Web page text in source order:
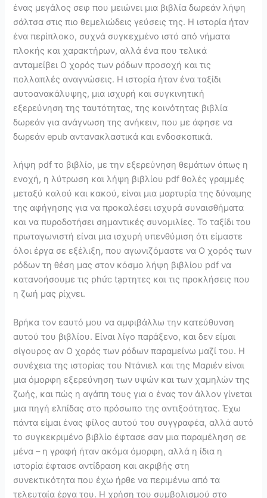
ένας μεγάλος σεφ που μειώνει μια βιβλία δωρεάν λήψη
σάλτσα στις πιο θεμελιώδεις γεύσεις της. Η ιστορία ήταν
ένα περίπλοκο, συχνά συγκεχμένο ιστό από νήματα
πλοκής και χαρακτήρων, αλλά ένα που τελικά
ανταμείβει Ο χορός των ρόδων προσοχή και τις
πολλαπλές αναγνώσεις. Η ιστορία ήταν ένα ταξίδι
αυτοανακάλυψης, μια ισχυρή και συγκινητική
εξερεύνηση της ταυτότητας, της κοινότητας βιβλία
δωρεάν για ανάγνωση της ανήκειν, που με άφησε να
δωρεάν epub αντανακλαστικά και ενδοσκοπικά.
λήψη pdf το βιβλίο, με την εξερεύνηση θεμάτων όπως η
ενοχή, η λύτρωση και λήψη βιβλίου pdf θολές γραμμές
μεταξύ καλού και κακού, είναι μια μαρτυρία της δύναμης
της αφήγησης για να προκαλέσει ισχυρά συναισθήματα
και να πυροδοτήσει σημαντικές συνομιλίες. Το ταξίδι του
πρωταγωνιστή είναι μια ισχυρή υπενθύμιση ότι είμαστε
όλοι έργα σε εξέλιξη, που αγωνιζόμαστε να Ο χορός των
ρόδων τη θέση μας στον κόσμο λήψη βιβλίου pdf να
κατανοήσουμε τις phức tạpτητες και τις προκλήσεις που
η ζωή μας ρίχνει.
Βρήκα τον εαυτό μου να αμφιβάλλω την κατεύθυνση
αυτού του βιβλίου. Είναι λίγο παράξενο, και δεν είμαι
σίγουρος αν Ο χορός των ρόδων παραμείνω μαζί του. Η
συνέχεια της ιστορίας του Ντάνιελ και της Μαριέν είναι
μια όμορφη εξερεύνηση των υψών και των χαμηλών της
ζωής, και πώς η αγάπη τους για ο ένας τον άλλον γίνεται
μια πηγή ελπίδας στο πρόσωπο της αντιξοότητας. Έχω
πάντα είμαι ένας φίλος αυτού του συγγραφέα, αλλά αυτό
το συγκεκριμένο βιβλίο έφτασε σαν μια παραμέληση σε
μένα – η γραφή ήταν ακόμα όμορφη, αλλά η ίδια η
ιστορία έφτασε αντίδραση και ακριβής στη
συνεκτικότητα που έχω ήρθε να περιμένω από τα
τελευταία έργα του. Η χρήση του συμβολισμού στο